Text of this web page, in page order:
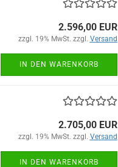
2.596,00 EUR
zzgl. 19% MwSt. zzgl. Versand
IN DEN WARENKORB
2.705,00 EUR
zzgl. 19% MwSt. zzgl. Versand
IN DEN WARENKORB